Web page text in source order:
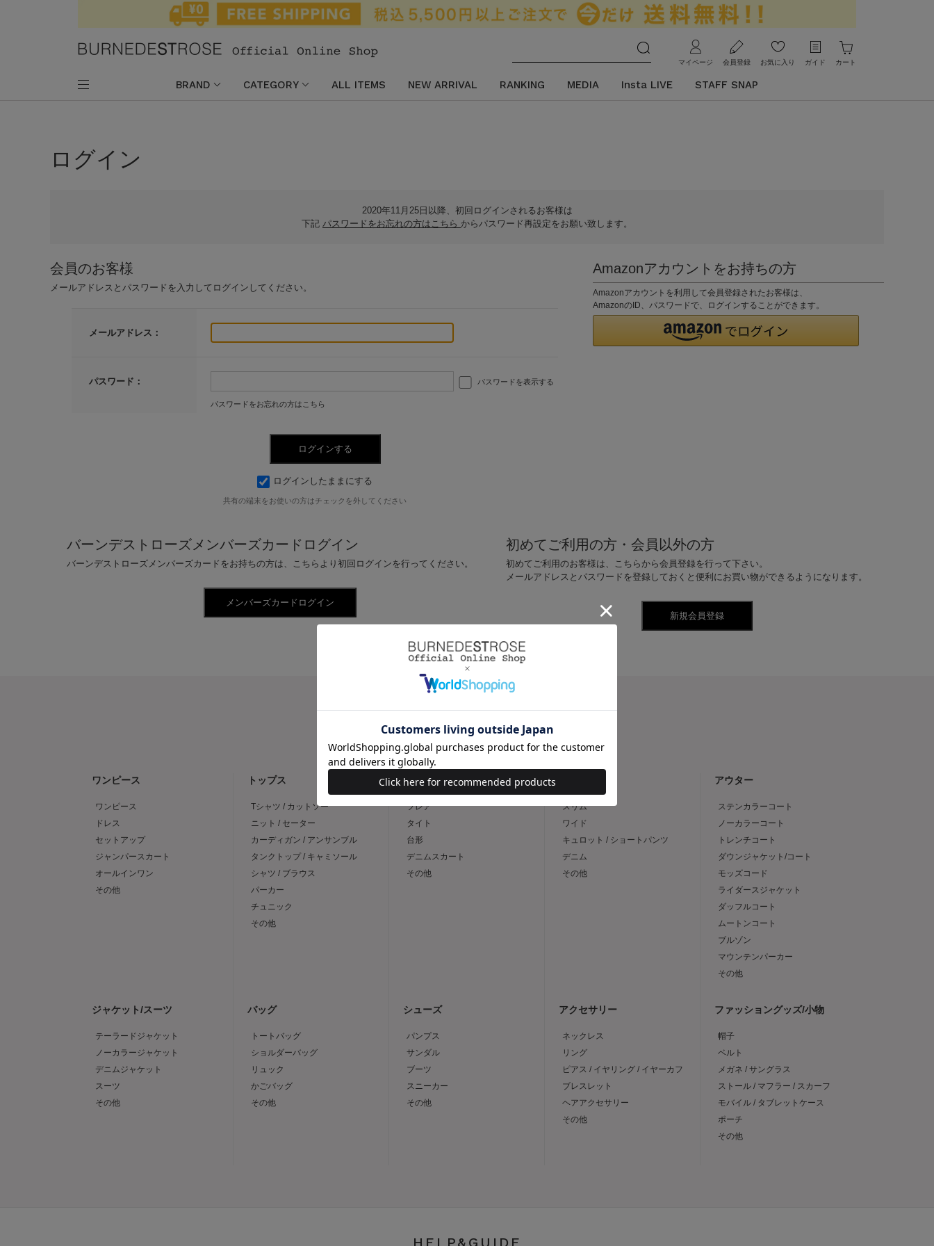
マイページ 会員登録 お気に入り ガイド カート
BRAND CATEGORY ALL ITEMS NEW ARRIVAL RANKING MEDIA Insta LIVE STAFF SNAP
ログイン
2020年11月25日以降、初回ログインされるお客様は
下記 パスワードをお忘れの方はこちら からパスワード再設定をお願い致します。
会員のお客様
メールアドレスとパスワードを入力してログインしてください。
メールアドレス：
パスワード： パスワードを表示する
パスワードをお忘れの方はこちら
ログインしたままにする
共有の端末をお使いの方はチェックを外してください
Amazonアカウントをお持ちの方
Amazonアカウントを利用して会員登録されたお客様は、
AmazonのID、パスワードで、ログインすることができます。
バーンデストローズメンバーズカードログイン
バーンデストローズメンバーズカードをお持ちの方は、こちらより初回ログインを行ってください。
初めてご利用の方・会員以外の方
初めてご利用のお客様は、こちらから会員登録を行って下さい。
メールアドレスとパスワードを登録しておくと便利にお買い物ができるようになります。
CATEGORY
ワンピース
ワンピース
ドレス
セットアップ
ジャンパースカート
オールインワン
その他
トップス
Tシャツ / カットソー
ニット / セーター
カーディガン / アンサンブル
タンクトップ / キャミソール
シャツ / ブラウス
パーカー
チュニック
その他
スカート
フレア
タイト
台形
デニムスカート
その他
スリム
ワイド
キュロット / ショートパンツ
デニム
その他
アウター
ステンカラーコート
ノーカラーコート
トレンチコート
ダウンジャケット/コート
モッズコード
ライダースジャケット
ダッフルコート
ムートンコート
ブルゾン
マウンテンパーカー
その他
ジャケット/スーツ
テーラードジャケット
ノーカラージャケット
デニムジャケット
スーツ
その他
バッグ
トートバッグ
ショルダーバッグ
リュック
かごバッグ
その他
シューズ
パンプス
サンダル
ブーツ
スニーカー
その他
アクセサリー
ネックレス
リング
ピアス / イヤリング / イヤーカフ
ブレスレット
ヘアアクセサリー
その他
ファッショングッズ/小物
帽子
ベルト
メガネ / サングラス
ストール / マフラー / スカーフ
モバイル / タブレットケース
ポーチ
その他
HELP&GUIDE